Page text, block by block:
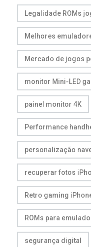
Legalidade ROMs
Melhores
Mercado de jogos
monitor Mini-LED
painel monitor 4K
Performance
personalização
recuperar fotos
Retro gaming
ROMs para
segurança digital